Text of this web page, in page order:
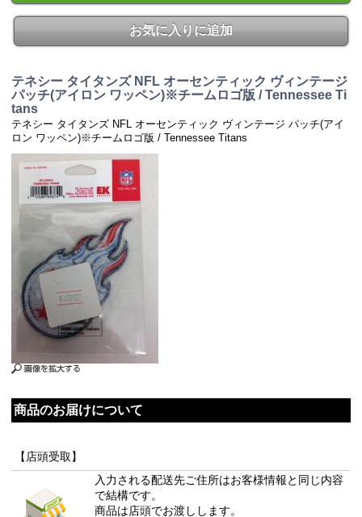
お気に入りに追加
テネシー タイタンズ NFL オーセンティック ヴィンテージ
パッチ(アイロン ワッペン)※チームロゴ版 / Tennessee Ti
tans
テネシー タイタンズ NFL オーセンティック ヴィンテージ パッチ(アイ
ロン ワッペン)※チームロゴ版 / Tennessee Titans
商品のお届けについて
【店頭受取】
入力される配送先ご住所はお客様情報と同じ内容
で結構です。
商品は店頭でお渡しします。